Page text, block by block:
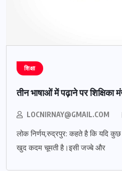
शिक्षा
तीन भाषाओं में पढ़ाने पर शिक्षिका
LOCNIRNAY@GMAIL.COM
लोक निर्णय,रुद्रपुर: कहते है कि यदि
खुद कदम चूमती है।इसी जज्बे और